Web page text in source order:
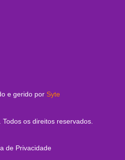
e gerido por Syte
os direitos reservados.
de Privacidade